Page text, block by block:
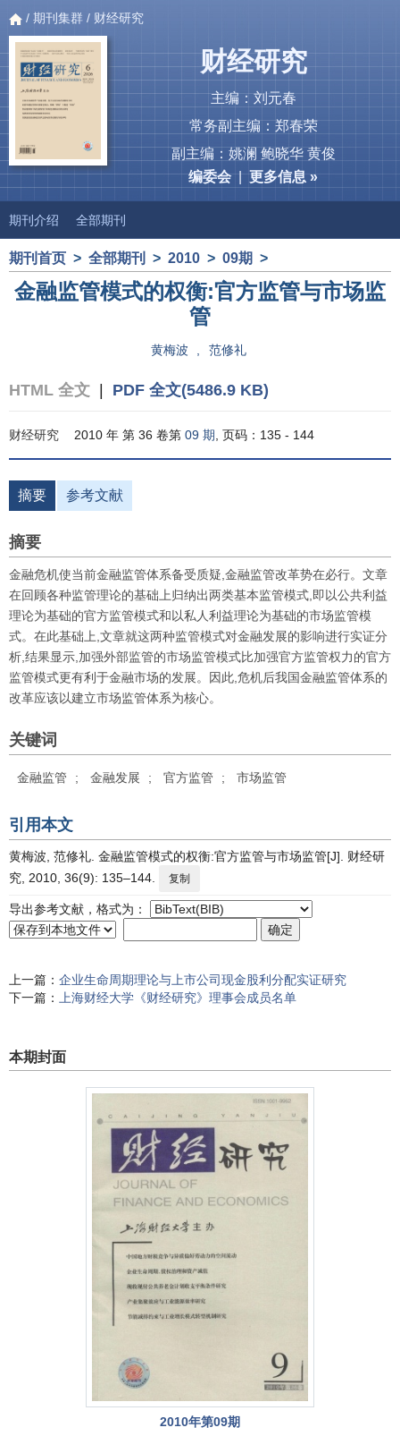
/ 期刊集群 / 财经研究
财经研究
主编：刘元春
常务副主编：郑春荣
副主编：姚澜 鲍晓华 黄俊
编委会|更多信息 »
期刊介绍 全部期刊
期刊首页 > 全部期刊 > 2010 > 09期 >
金融监管模式的权衡:官方监管与市场监
管
黄梅波 范修礼
HTML 全文 PDF 全文(5486.9 KB)
财经研究 2010 年 第 36 卷第 09 期 , 页码：135 - 144
摘要 参考文献
摘要
金融危机使当前金融监管体系备受质疑,金融监管改革势在必行。文章
在回顾各种监管理论的基础上归纳出两类基本监管模式,即以公共利益
理论为基础的官方监管模式和以私人利益理论为基础的市场监管模
式。在此基础上,文章就这两种监管模式对金融发展的影响进行实证分
析,结果显示,加强外部监管的市场监管模式比加强官方监管权力的官方
监管模式更有利于金融市场的发展。因此,危机后我国金融监管体系的
改革应该以建立市场监管体系为核心。
关键词
金融监管 ; 金融发展 ; 官方监管 ; 市场监管
引用本文
黄梅波, 范修礼. 金融监管模式的权衡:官方监管与市场监管[J]. 财经研
究, 2010, 36(9): 135–144.
复制
导出参考文献，格式为：
上一篇： 企业生命周期理论与上市公司现金股利分配实证研究
下一篇：
上海财经大学《财经研究》理事会成员名单
本期封面
2010年第09期